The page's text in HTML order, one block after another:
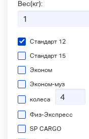
Вес(кг):
Стандарт 12
Стандарт 15
Эконом
Эконом-муз
колеса
Физ-Экспресс
SP CARGO